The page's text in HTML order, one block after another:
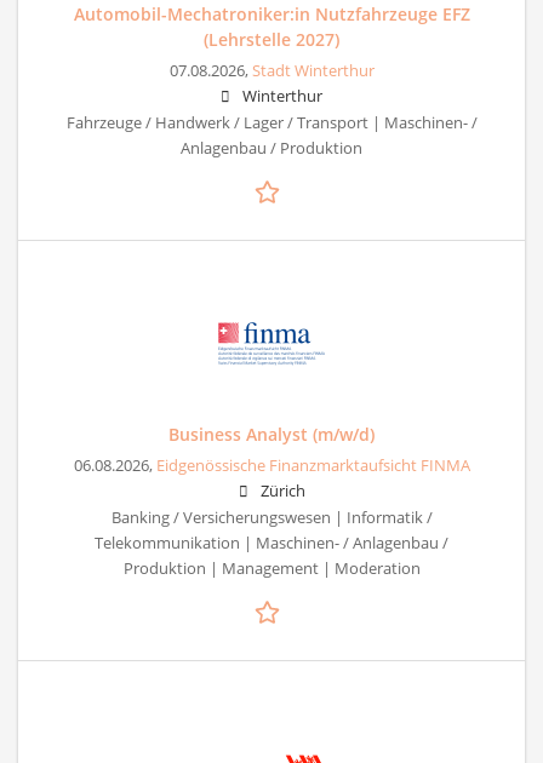
Automobil-Mechatroniker:in Nutzfahrzeuge EFZ
(Lehrstelle 2027)
07.08.2026,Stadt Winterthur
Winterthur
Fahrzeuge / Handwerk / Lager / Transport | Maschinen- /
Anlagenbau / Produktion
Business Analyst (m/w/d)
06.08.2026, Eidgenössische Finanzmarktaufsicht FINMA
Zürich
Banking / Versicherungswesen | Informatik /
Telekommunikation | Maschinen- / Anlagenbau /
Produktion | Management | Moderation